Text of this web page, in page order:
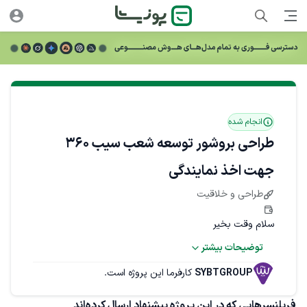
انجام شده
طراحی بروشور توسعه شعب سیب 360
جهت اخذ نمایندگی
طراحی و خلاقیت
سلام وقت بخیر
جهت اخذ نمایندگی / توسعه شعب داریم.
هدف این بروشور معرفی منوی غذا یا تبلیغ فروش محصول
توضیحات بیشتر
SYBTGROUP کارفرما این پروژه است.